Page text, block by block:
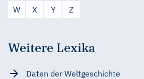
W
X Y Z
Weitere Lexika
Daten der Weltgeschichte